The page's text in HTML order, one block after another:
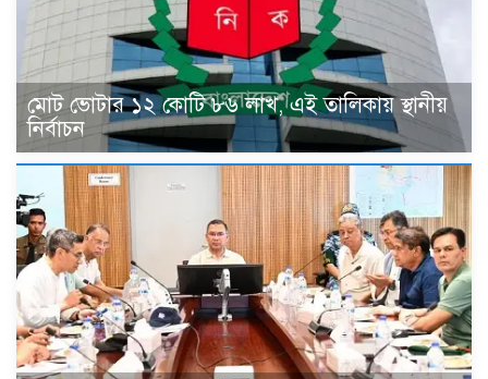
মোট ভোটার ১২ কোটি ৮৬ লাখ, এই তালিকায় স্থানীয়
নির্বাচন